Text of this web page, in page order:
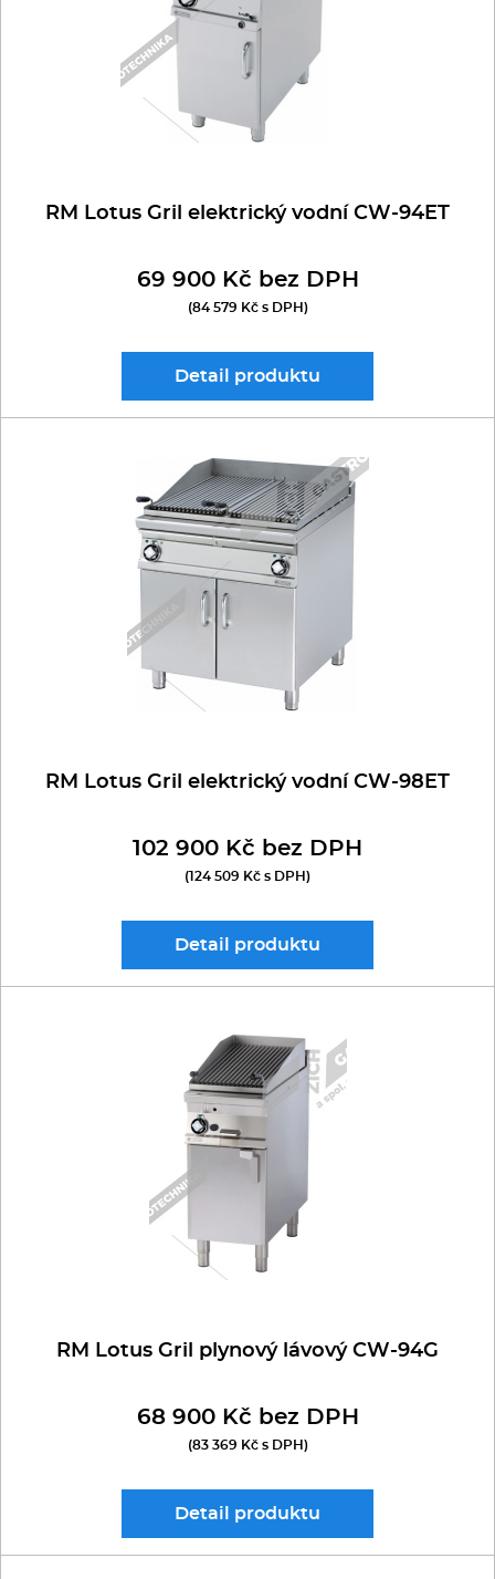
Kávovary
Řeznické stroje
Konvektomaty/Pece
Stolní zařízení
Multifunkce - speciály
Vařiče a výrobníky těstovin
Vodní lázně
BAZAR
REDFOX 900
RM GASTRO 700
RM GASTRO 900
RM Lotus Gril elektrický vodní CW-94ET
69 900 Kč bez DPH
(84 579 Kč s DPH)
Detail produktu
RM Lotus Gril elektrický vodní CW-98ET
102 900 Kč bez DPH
(124 509 Kč s DPH)
Detail produktu
RM Lotus Gril plynový lávový CW-94G
68 900 Kč bez DPH
(83 369 Kč s DPH)
Detail produktu